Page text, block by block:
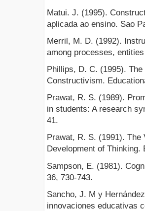
Matui. J. (1995).
aplicada ao ensino. Sao
Merril, M. D. (1992).
among processes,
Phillips, D. C. (1995).
Constructivism.
Prawat, R. S. (1989).
in students: A research
41.
Prawat, R. S. (1991).
Development of
Sampson, E. (1981).
36, 730-743.
Sancho, J. M y
innovaciones educativas